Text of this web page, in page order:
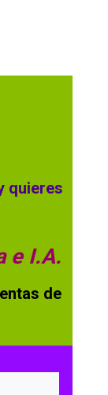
quieres
e I.A.
de